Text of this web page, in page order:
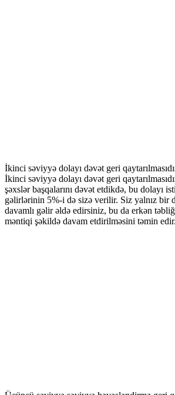
İkinci səviyyə dolayı dəvət geri
İkinci səviyyə dolayı dəvət geri
şəxslər başqalarını dəvət etdikdə, bu dolayı
gəlirlərinin 5%-i də sizə verilir. Siz yalnız bir
davamlı gəlir əldə edirsiniz, bu da erkən
məntiqi şəkildə davam etdirilməsini təmin edir.